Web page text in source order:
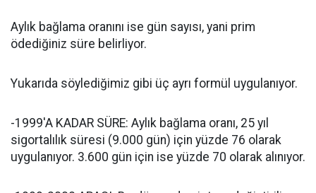
Aylık bağlama oranını ise gün sayısı, yani prim
ödediğiniz süre belirliyor.
Yukarıda söylediğimiz gibi üç ayrı formül uygulanıyor.
-1999'A KADAR SÜRE: Aylık bağlama oranı, 25 yıl
sigortalılık süresi (9.000 gün) için yüzde 76 olarak
uygulanıyor. 3.600 gün için ise yüzde 70 olarak alınıyor.